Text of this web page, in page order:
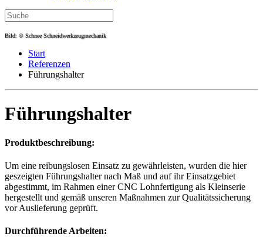
Bild: © Schnee Schneidwerkzeugmechanik
Start
Referenzen
Führungshalter
Führungshalter
Produktbeschreibung:
Um eine reibungslosen Einsatz zu gewährleisten, wurden die hier
geszeigten Führungshalter nach Maß und auf ihr Einsatzgebiet
abgestimmt, im Rahmen einer CNC Lohnfertigung als Kleinserie
hergestellt und gemäß unseren Maßnahmen zur Qualitätssicherung
vor Auslieferung geprüft.
Durchführende Arbeiten: